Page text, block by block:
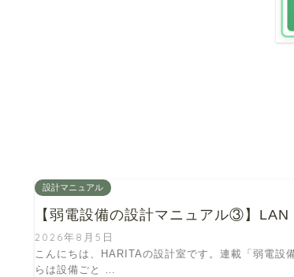
設計マニュアル
【弱電設備の設計マニュアル③】
2026年8月5日
こんにちは、HARITAの設計室です。連載「弱電設
らは設備ごと …